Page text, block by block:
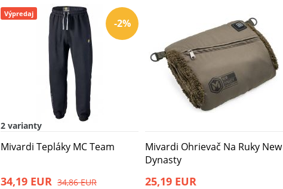
-2%
Výpredaj
2 varianty
Mivardi Tepláky MC Team
34,19 EUR 34,86 EUR
Mivardi Ohrievač Na Ruky New
Dynasty
25,19 EUR